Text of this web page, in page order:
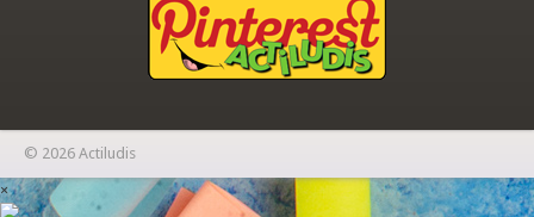
© 2026 Actiludis
×